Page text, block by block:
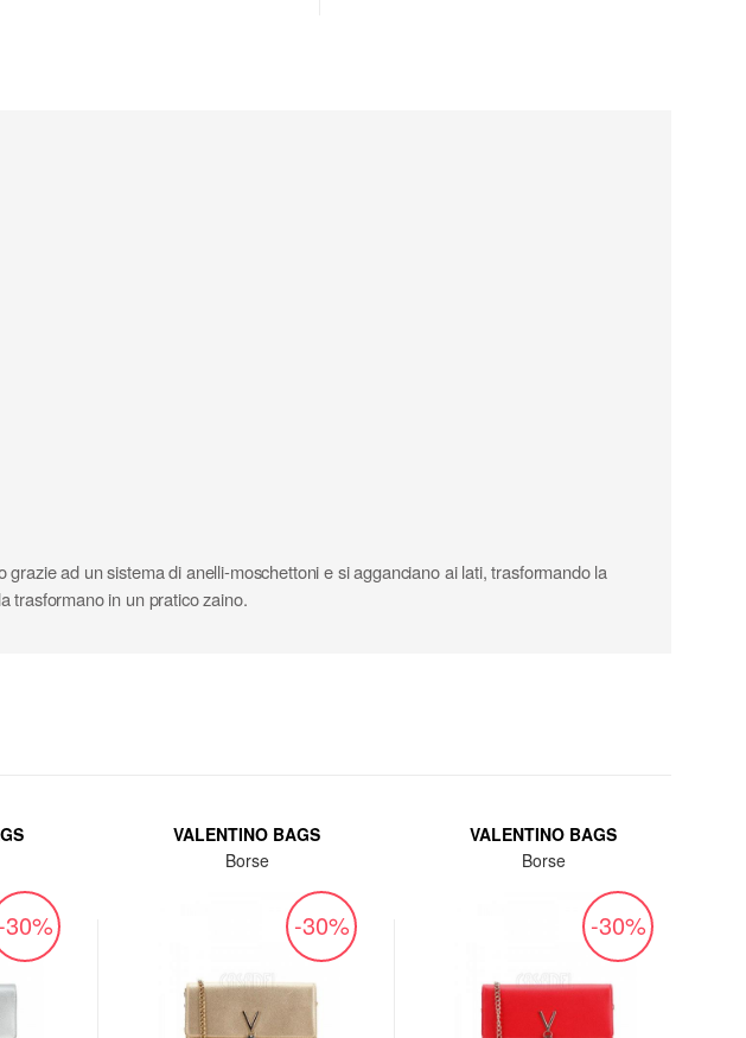
ad un sistema di anelli-moschettoni e si agganciano ai lati, trasformando la
trasformano in un pratico zaino.
-30%
VALENTINO BAGS
Borse
-30%
VALENTINO BAGS
Borse
-30%